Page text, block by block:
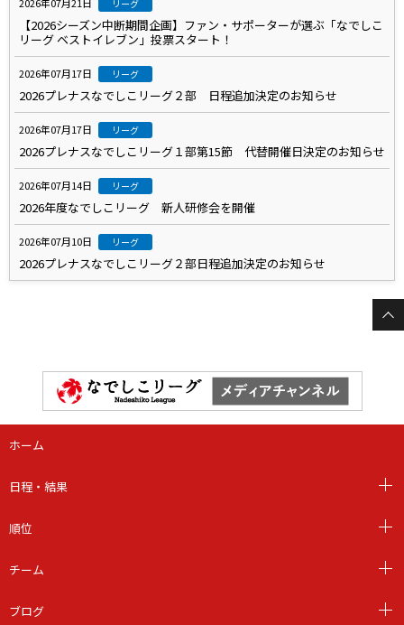
2026年07月21日 リーグ
【2026シーズン中断期間企画】ファン・サポーターが選ぶ「なでしこ
リーグ ベストイレブン」投票スタート！
2026年07月17日 リーグ
2026プレナスなでしこリーグ２部 日程追加決定のお知らせ
2026年07月17日 リーグ
2026プレナスなでしこリーグ１部第15節 代替開催日決定のお知らせ
2026年07月14日 リーグ
2026年度なでしこリーグ 新人研修会を開催
2026年07月10日 リーグ
2026プレナスなでしこリーグ２部日程追加決定のお知らせ
ホーム
日程・結果
順位
チーム
ブログ